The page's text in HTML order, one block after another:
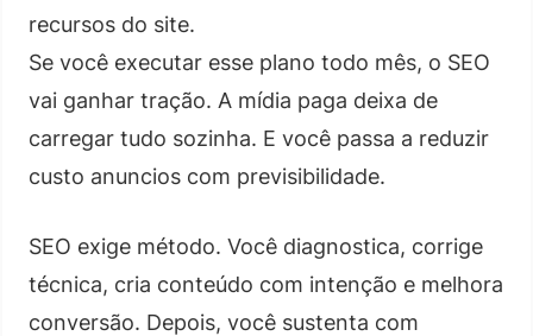
recursos do site.
Se você executar esse plano todo mês, o SEO
vai ganhar tração. A mídia paga deixa de
carregar tudo sozinha. E você passa a reduzir
custo anuncios com previsibilidade.
SEO exige método. Você diagnostica, corrige
técnica, cria conteúdo com intenção e melhora
conversão. Depois, você sustenta com